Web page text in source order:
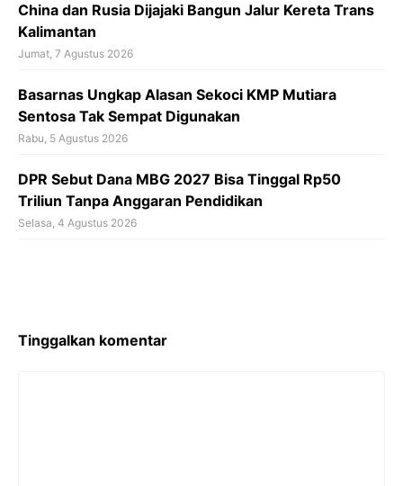
China dan Rusia Dijajaki Bangun Jalur Kereta Trans
Kalimantan
Jumat, 7 Agustus 2026
Basarnas Ungkap Alasan Sekoci KMP Mutiara
Sentosa Tak Sempat Digunakan
Rabu, 5 Agustus 2026
DPR Sebut Dana MBG 2027 Bisa Tinggal Rp50
Triliun Tanpa Anggaran Pendidikan
Selasa, 4 Agustus 2026
Tinggalkan komentar